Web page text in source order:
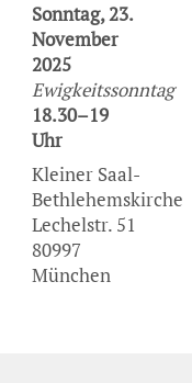
Sonntag, 23.
November
2025
Ewigkeitssonntag
18.30–19
Uhr
Kleiner Saal-
Bethlehemskirche
Lechelstr. 51
80997
München